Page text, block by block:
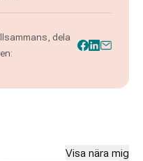
till Sommarkurs -
dela
Visa nära mig